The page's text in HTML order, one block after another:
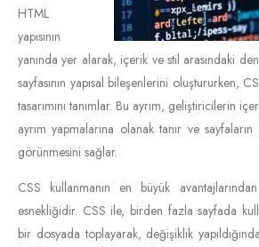
HTML
yapısının
yanında yer alarak, içerik ve stil arasındaki
sayfasının yapısal bileşenlerini oluştururken,
tasarımını tanımlar. Bu ayrım, geliştiricilerin
ayrım yapmalarına olanak tanır ve
görünmesini sağlar.
CSS kullanmanın en büyük
esnekliğidir. CSS ile, birden fazla sayfada
bir dosyada toplayarak, değişiklik